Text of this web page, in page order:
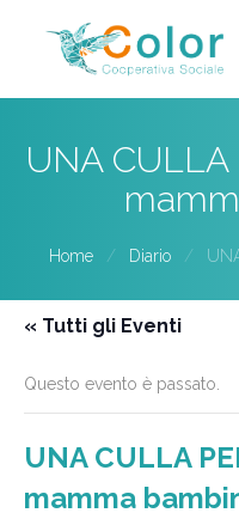
UNA CULLA
Home Diario
« Tutti gli Eventi
Questo evento è passato.
UNA CULLA
mamma